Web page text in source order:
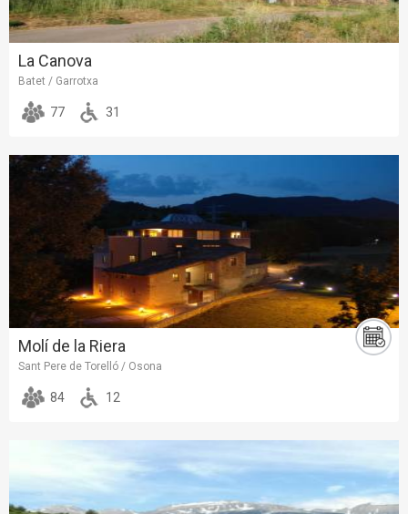
La Canova
Batet / Garrotxa
77 31
Molí de la Riera
Sant Pere de Torelló / Osona
84 12